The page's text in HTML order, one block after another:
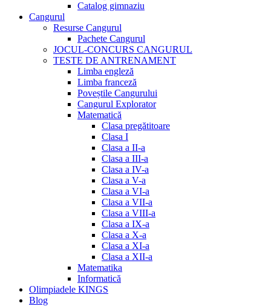
Catalog gimnaziu
Cangurul
Resurse Cangurul
Pachete Cangurul
JOCUL-CONCURS CANGURUL
TESTE DE ANTRENAMENT
Limba engleză
Limba franceză
Poveștile Cangurului
Cangurul Explorator
Matematică
Clasa pregătitoare
Clasa I
Clasa a II-a
Clasa a III-a
Clasa a IV-a
Clasa a V-a
Clasa a VI-a
Clasa a VII-a
Clasa a VIII-a
Clasa a IX-a
Clasa a X-a
Clasa a XI-a
Clasa a XII-a
Matematika
Informatică
Olimpiadele KINGS
Blog